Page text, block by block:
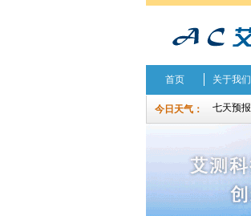
首页 关于我们
今日天气：